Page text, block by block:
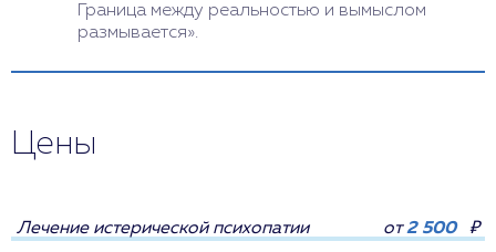
Граница между реальностью и вымыслом
размывается».
Цены
Лечение истерической психопатии от2 500 ₽